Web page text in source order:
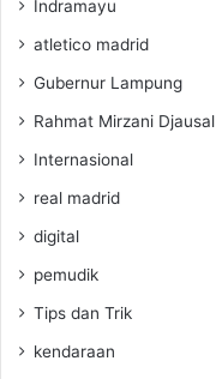
Indramayu
atletico madrid
Gubernur Lampung
Rahmat Mirzani Djausal
Internasional
real madrid
digital
pemudik
Tips dan Trik
kendaraan